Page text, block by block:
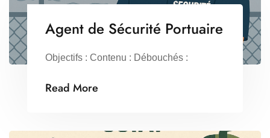
Agent de Sécurité Portuaire
Objectifs : Contenu : Débouchés :
Read More